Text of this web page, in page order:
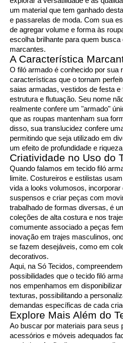
um material que tem ganhado
e passarelas de moda. Com sua
de agregar volume e forma às
escolha brilhante para quem
marcantes.
A Característica
O filó armado é conhecido por sua
características que o tornam
saias armadas, vestidos de festa e
estrutura e flutuação. Seu nome
realmente confere um "armado"
que as roupas mantenham sua
disso, sua translucidez confere
permitindo que seja utilizado em
um efeito de profundidade e
Criatividade no Uso do
Quando falamos em tecido filó
limite. Costureiros e estilistas
vida a looks volumosos, incorporar
suspensos e criar peças com
trabalhado de formas diversas, é
coleções de alta costura e nos
comumente associado a peças
inovação em trajes masculinos,
se fazem desejáveis, como em
decorativos.
Aqui, na Só Tecidos,
possibilidades que o tecido filó
nos empenhamos em
texturas, possibilitando a
demandas específicas de cada
Explore Mais Além do
Ao buscar por materiais para seus
acessórios e móveis adequados